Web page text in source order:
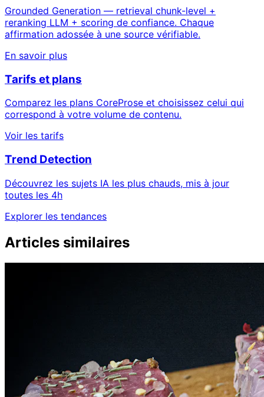
Grounded Generation — retrieval chunk-level +
reranking LLM + scoring de confiance. Chaque
affirmation adossée à une source vérifiable.
En savoir plus
Tarifs et plans
Comparez les plans CoreProse et choisissez celui qui
correspond à votre volume de contenu.
Voir les tarifs
Trend Detection
Découvrez les sujets IA les plus chauds, mis à jour
toutes les 4h
Explorer les tendances
Articles similaires